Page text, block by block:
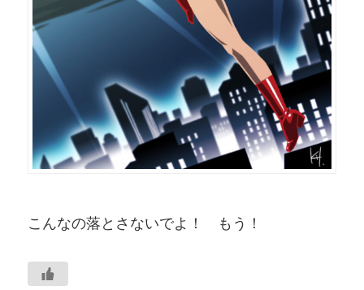
こんなの落とさないでよ！ もう！